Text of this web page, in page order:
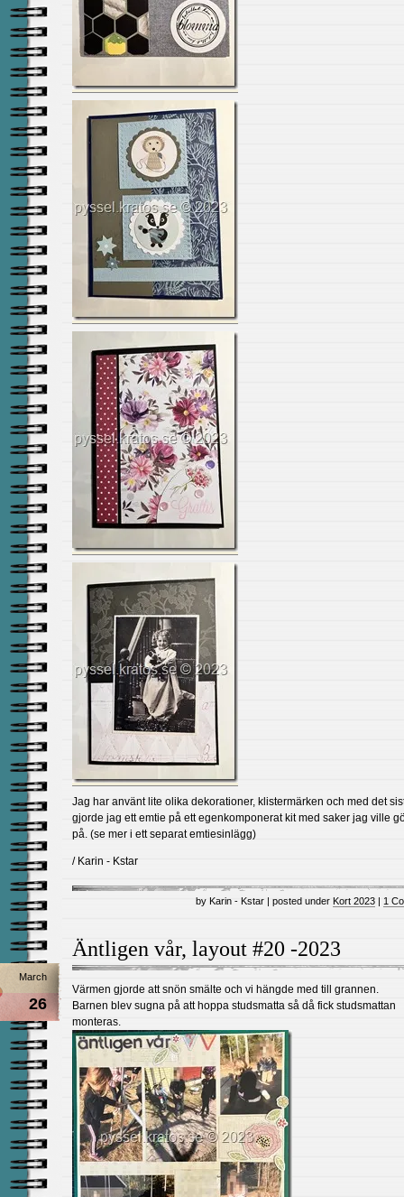
Jag har använt lite olika dekorationer, klistermärken och med det
gjorde jag ett emtie på ett egenkomponerat kit med saker jag ville
på. (se mer i ett separat emtiesinlägg)
/ Karin - Kstar
by Karin - Kstar | posted under Kort 2023 | 1
Äntligen vår, layout #20 -2023
March
26
Värmen gjorde att snön smälte och vi hängde med till grannen.
Barnen blev sugna på att hoppa studsmatta så då fick studsmattan
monteras.